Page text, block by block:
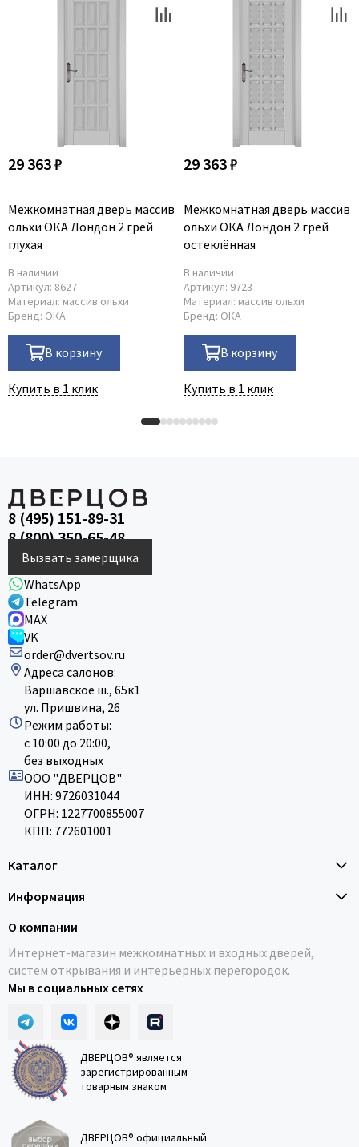
29 363 ₽
Межкомнатная дверь массив
ольхи ОКА Лондон 2 грей
глухая
В наличии
Артикул: 8627
Материал: массив ольхи
Бренд: ОКА
В корзину
Купить в 1 клик
29 363 ₽
Межкомнатная дверь массив
ольхи ОКА Лондон 2 грей
остеклённая
В наличии
Артикул: 9723
Материал: массив ольхи
Бренд: ОКА
В корзину
Купить в 1 клик
8 (495) 151-89-31
8 (800) 350-65-48
Вызвать замерщика
WhatsApp
Telegram
MAX
VK
order@dvertsov.ru
Адреса салонов:
Варшавское ш., 65к1
ул. Пришвина, 26
Режим работы:
с 10:00 до 20:00,
без выходных
ООО "ДВЕРЦОВ"
ИНН: 9726031044
ОГРН: 1227700855007
КПП: 772601001
Каталог
Информация
О компании
Интернет-магазин межкомнатных и входных дверей,
систем открывания и интерьерных перегородок.
Мы в социальных сетях
ДВЕРЦОВ® является
зарегистрированным
товарным знаком
ДВЕРЦОВ® официальный